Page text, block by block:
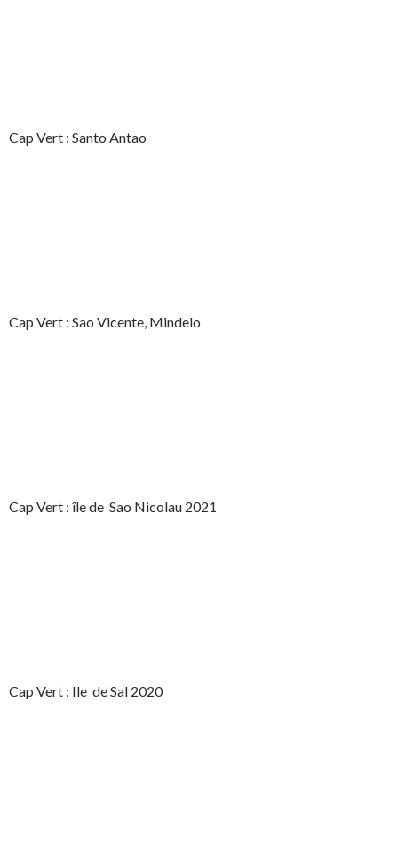
Cap Vert : Santo Antao
Cap Vert : Sao Vicente, Mindelo
Cap Vert : île de Sao Nicolau 2021
Cap Vert : Ile de Sal 2020